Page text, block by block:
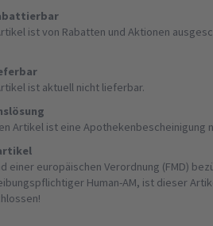
ist von Rabatten und Aktionen
ist aktuell nicht lieferbar.
Artikel ist eine Apothekenbescheinigung
einer europäischen Verordnung (FMD)
Human-AM, ist dieser